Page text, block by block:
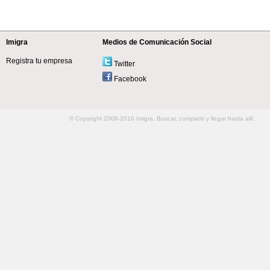
Imigra
Registra tu empresa
Medios de Comunicación Social
Twitter
Facebook
© Copyright 2008-2016 Imigra. Buscar, compartir y llegar hasta allí.